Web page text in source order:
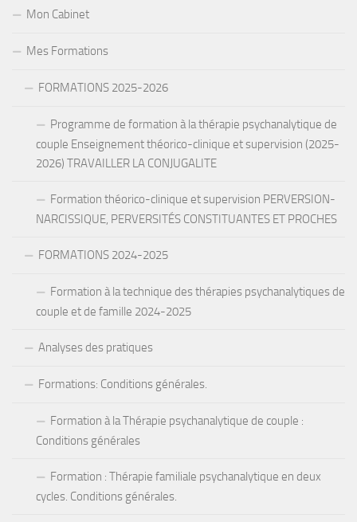
Mon Cabinet
Mes Formations
FORMATIONS 2025-2026
Programme de formation à la thérapie psychanalytique de
couple Enseignement théorico-clinique et supervision (2025-
2026) TRAVAILLER LA CONJUGALITE
Formation théorico-clinique et supervision PERVERSION-
NARCISSIQUE, PERVERSITÉS CONSTITUANTES ET PROCHES
FORMATIONS 2024-2025
Formation à la technique des thérapies psychanalytiques de
couple et de famille 2024-2025
Analyses des pratiques
Formations: Conditions générales.
Formation à la Thérapie psychanalytique de couple :
Conditions générales
Formation : Thérapie familiale psychanalytique en deux
cycles. Conditions générales.